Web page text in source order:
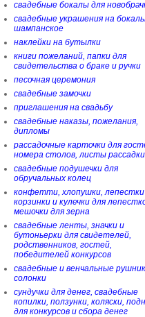
свадебные бокалы для
свадебные украшения на
шампанское
наклейки на бутылки
книги пожеланий, папки для
свидетельства о браке и ручки
песочная церемония
свадебные замочки
приглашения на свадьбу
свадебные наказы, пожелания,
дипломы
рассадочные карточки для
номера столов, листы рассадки
свадебные подушечки для
обручальных колец
конфетти, хлопушки, лепестки
корзинки и кулечки для
мешочки для зерна
свадебные ленты, значки и
бутоньерки для свидетелей,
родственников, гостей,
победителей конкурсов
свадебные и венчальные
солонки
сундучки для денег, свадебные
копилки, ползунки, коляски,
для конкурсов и сбора денег